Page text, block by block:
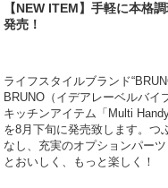
【NEW ITEM】手軽に本
発売！
ライフスタイルブランド
BRUNO（イデアレーベルバイ
キッチンアイテム「Multi
を8月下旬に発売致します。つ
なし、充実のオプションパー
とおいしく、もっと楽しく！